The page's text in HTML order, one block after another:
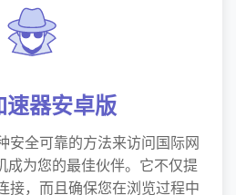
速器安卓版
安全可靠的方法来访问国际网
成为您的最佳伙伴。它不仅提
接，而且确保您在浏览过程中